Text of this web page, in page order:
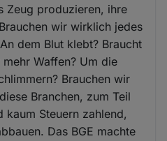
Zeug produzieren, ihre
wir wirklich jedes
dem Blut klebt? Braucht
Waffen? Um die
Brauchen wir
Branchen, zum Teil
kaum Steuern zahlend,
Das BGE machte